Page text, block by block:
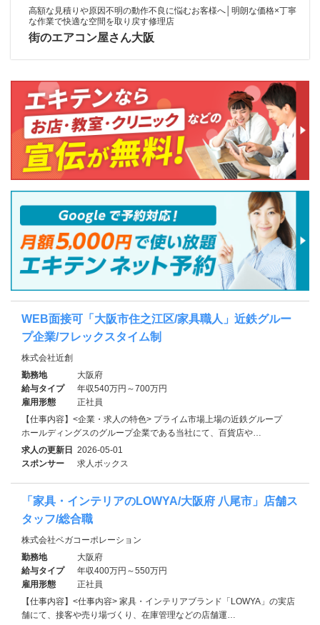
高額な見積りや原因不明の動作不良に悩むお客様へ│明朗な価格×丁寧
な作業で快適な空間を取り戻す修理店
街のエアコン屋さん大阪
WEB面接可「大阪市住之江区/家具職人」近鉄グルー
プ企業/フレックスタイム制
株式会社近創
勤務地
大阪府
給与タイプ
年収540万円～700万円
雇用形態
正社員
【仕事内容】<企業・求人の特色> プライム市場上場の近鉄グループ
ホールディングスのグループ企業である当社にて、百貨店や…
求人の更新日 2026-05-01
スポンサー
求人ボックス
「家具・インテリアのLOWYA/大阪府 八尾市」店舗ス
タッフ/総合職
株式会社ベガコーポレーション
勤務地
大阪府
給与タイプ
年収400万円～550万円
雇用形態
正社員
【仕事内容】<仕事内容> 家具・インテリアブランド「LOWYA」の実店
舗にて、接客や売り場づくり、在庫管理などの店舗運…